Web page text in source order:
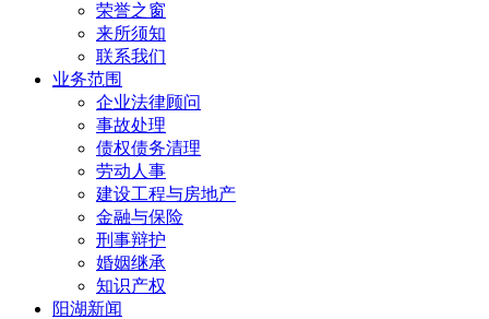
荣誉之窗
来所须知
联系我们
业务范围
企业法律顾问
事故处理
债权债务清理
劳动人事
建设工程与房地产
金融与保险
刑事辩护
婚姻继承
知识产权
阳湖新闻